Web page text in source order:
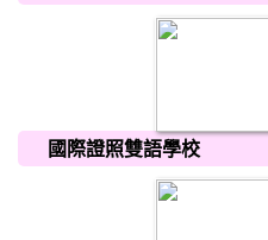
國際證照雙語學校